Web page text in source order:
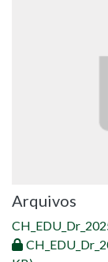
Arquivos